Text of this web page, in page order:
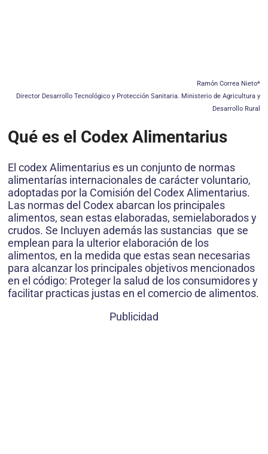
Ramón Correa Nieto*
Director Desarrollo Tecnológico y Protección Sanitaria. Ministerio de Agricultura y
Desarrollo Rural
Qué es el Codex Alimentarius
El codex Alimentarius es un conjunto de normas
alimentarías internacionales de carácter voluntario,
adoptadas por la Comisión del Codex Alimentarius.
Las normas del Codex abarcan los principales
alimentos, sean estas elaboradas, semielaborados y
crudos. Se Incluyen además las sustancias que se
emplean para la ulterior elaboración de los
alimentos, en la medida que estas sean necesarias
para alcanzar los principales objetivos mencionados
en el código: Proteger la salud de los consumidores y
facilitar practicas justas en el comercio de alimentos.
Publicidad